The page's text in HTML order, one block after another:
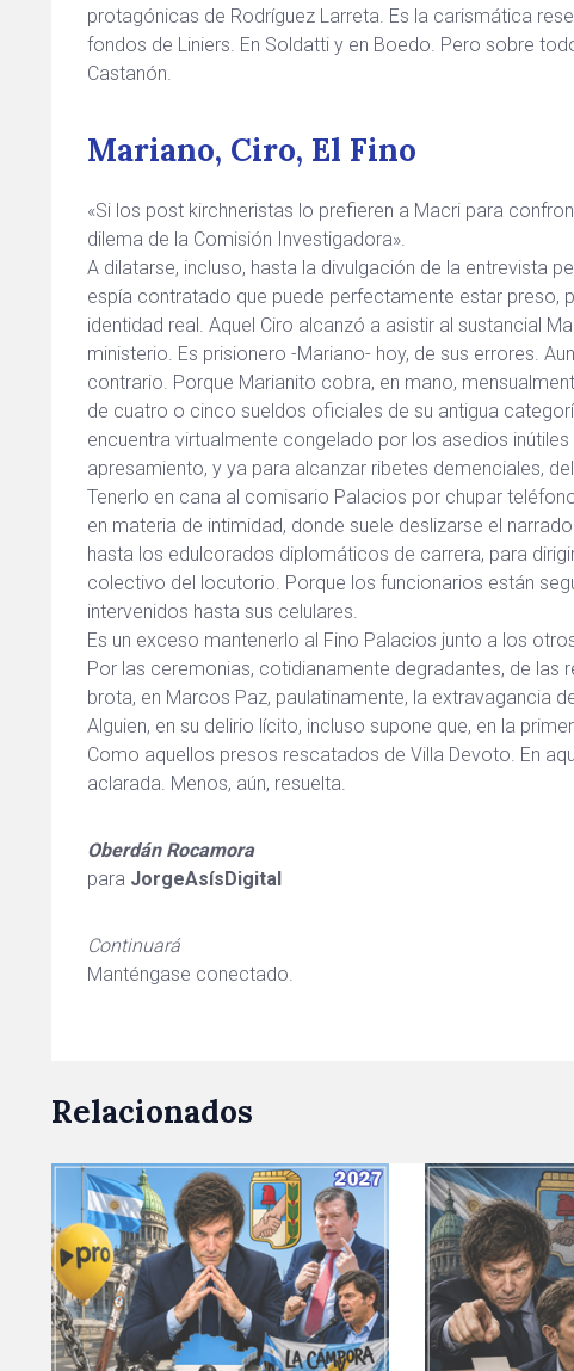
protagónicas de Rodríguez Larreta. Es la carismática
fondos de Liniers. En Soldatti y en Boedo. Pero sobre
Castanón.
Mariano, Ciro, El Fino
«Si los post kirchneristas lo prefieren a Macri para
dilema de la Comisión Investigadora».
A dilatarse, incluso, hasta la divulgación de la entrevista
espía contratado que puede perfectamente estar preso,
identidad real. Aquel Ciro alcanzó a asistir al sustancial
ministerio. Es prisionero -Mariano- hoy, de sus errores.
contrario. Porque Marianito cobra, en mano,
de cuatro o cinco sueldos oficiales de su antigua
encuentra virtualmente congelado por los asedios
apresamiento, y ya para alcanzar ribetes demenciales,
Tenerlo en cana al comisario Palacios por chupar
en materia de intimidad, donde suele deslizarse el
hasta los edulcorados diplomáticos de carrera, para
colectivo del locutorio. Porque los funcionarios están
intervenidos hasta sus celulares.
Es un exceso mantenerlo al Fino Palacios junto a los
Por las ceremonias, cotidianamente degradantes, de las
brota, en Marcos Paz, paulatinamente, la extravagancia
Alguien, en su delirio lícito, incluso supone que, en la
Como aquellos presos rescatados de Villa Devoto. En
aclarada. Menos, aún, resuelta.
Oberdán Rocamora
para JorgeAsísDigital
Continuará
Manténgase conectado.
Relacionados